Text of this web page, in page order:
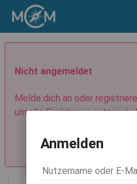
Nicht angemeldet
Melde dich an oder
um alle Funktionen nutzen zu
Anmelden
Nutzername oder E-